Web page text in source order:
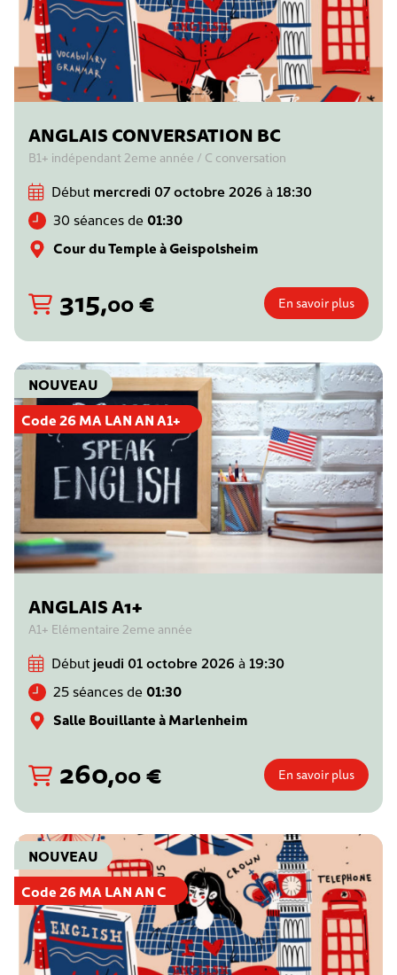
ANGLAIS CONVERSATION BC
B1+ indépendant 2eme année / C conversation
Début mercredi 07 octobre 2026 à 18:30
30 séances de 01:30
Cour du Temple à Geispolsheim
315,00€ En savoir plus
Code 26 MA LAN AN A1+
NOUVEAU
ANGLAIS A1+
A1+ Elémentaire 2eme année
Début jeudi 01 octobre 2026 à 19:30
25 séances de 01:30
Salle Bouillante à Marlenheim
260,00€ En savoir plus
Code 26 MA LAN AN C
NOUVEAU